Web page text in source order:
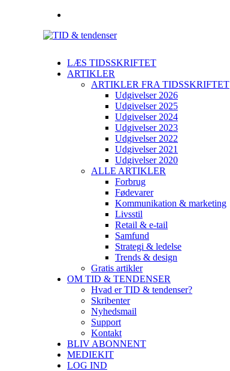
LÆS TIDSSKRIFTET
ARTIKLER
ARTIKLER FRA TIDSSKRIFTET
Udgivelser 2026
Udgivelser 2025
Udgivelser 2024
Udgivelser 2023
Udgivelser 2022
Udgivelser 2021
Udgivelser 2020
ALLE ARTIKLER
Forbrug
Fødevarer
Kommunikation & marketing
Livsstil
Retail & e-tail
Samfund
Strategi & ledelse
Trends & design
Gratis artikler
OM TID & TENDENSER
Hvad er TID & tendenser?
Skribenter
Nyhedsmail
Support
Kontakt
BLIV ABONNENT
MEDIEKIT
LOG IND